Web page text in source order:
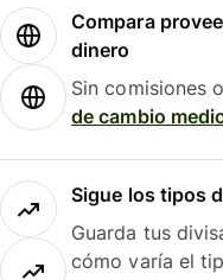
Compara
dinero
Sin comisiones
de cambio
Sigue los tipos
Guarda tus
cómo varía el